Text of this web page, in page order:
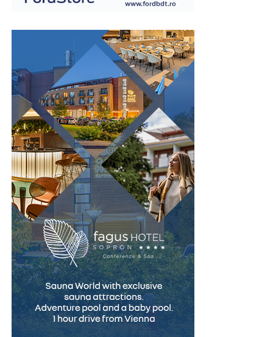
Nu te sfii să întrebi despre experiența avocatului în
cazuri similare cu al tău. Un profesionist serios îți va
oferi o evaluare sinceră a șanselor tale – fără promisiuni
nerealiste, dar și fără să te descurajeze inutil.
4. Atenție la transparența privind
onorariile
Unul dintre cele mai frecvente motive de nemulțumire
în relația client-avocat este lipsa de claritate privind
costurile. Un avocat corect îți explică de la început cum
se stabilesc onorariile, ce include serviciul și care sunt
eventualele costuri suplimentare – taxe judiciare,
expertize, taxe de executor.
Fugi de cei care evită să discute despre bani sau care îți
fac promisiuni prea frumoase ca să fie adevărate.
Transparența în privința onorariilor este un semn de
profesionalism și de respect față de client.
5. Observă cum comunică